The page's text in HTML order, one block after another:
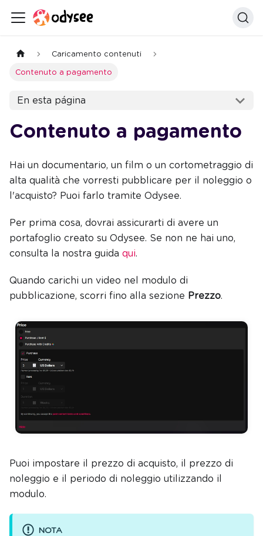
Caricamento contenuti
Contenuto a pagamento
En esta página
Contenuto a pagamento
Hai un documentario, un film o un cortometraggio di
alta qualità che vorresti pubblicare per il noleggio o
l'acquisto? Puoi farlo tramite Odysee.
Per prima cosa, dovrai assicurarti di avere un
portafoglio creato su Odysee. Se non ne hai uno,
consulta la nostra guida qui.
Quando carichi un video nel modulo di
pubblicazione, scorri fino alla sezione Prezzo.
Puoi impostare il prezzo di acquisto, il prezzo di
noleggio e il periodo di noleggio utilizzando il
modulo.
NOTA